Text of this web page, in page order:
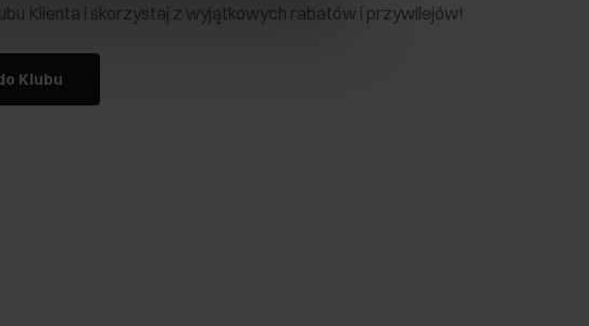
Klienta i skorzystaj z wyjątkowych rabatów i przywilejów!
Klubu